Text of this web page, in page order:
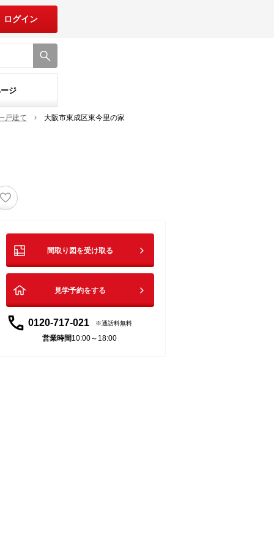
ログイン
ジ
戸建て 大阪市東成区東今里の家
♡
間取り図を受け取る
見学予約をする
0120-717-021 通話料無料
営業時間10:00～18:00